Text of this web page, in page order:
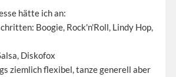
hätte ich an:
Boogie, Rock'n'Roll, Lindy Hop,
Diskofox
ziemlich flexibel, tanze generell aber